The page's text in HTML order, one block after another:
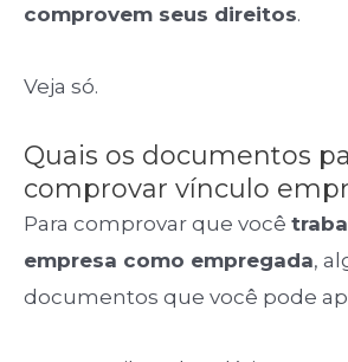
comprovem seus direitos.
Veja só.
Quais os documentos
comprovar vínculo
Para comprovar que você
empresa como empregada,
documentos que você pode